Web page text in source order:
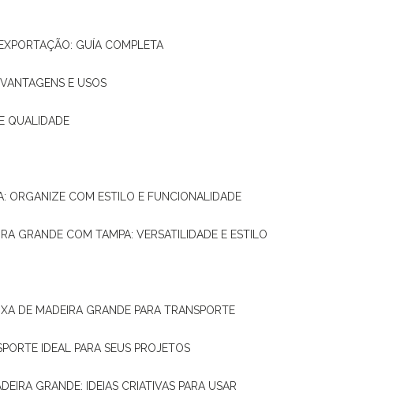
GUÍA COMPLETA
E USOS
QUALIDADE
ORGANIZE COM ESTILO E FUNCIONALIDADE
GRANDE COM TAMPA: VERSATILIDADE E ESTILO
DE MADEIRA GRANDE PARA TRANSPORTE
IDEAL PARA SEUS PROJETOS
GRANDE: IDEIAS CRIATIVAS PARA USAR